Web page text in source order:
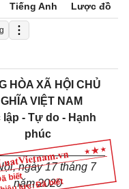
Tiếng Anh Lược đồ
biết
HÒA XÃ HỘI CHỦ
VIỆT NAM
- Tự do - Hạnh
phúc
ngày 17 tháng 7
năm 2020